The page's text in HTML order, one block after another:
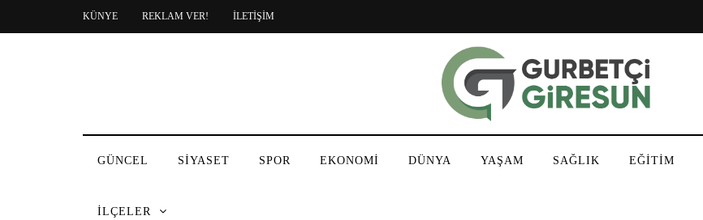
KÜNYE REKLAM VER! İLETİŞİM
GÜNCEL SİYASET SPOR EKONOMİ DÜNYA YAŞAM SAĞLIK EĞİTİM
İLÇELER